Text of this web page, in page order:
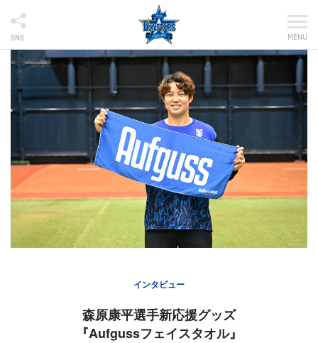
SNS MENU
インタビュー
森原康平選手新応援グッズ
『Aufgussフェイスタオル』